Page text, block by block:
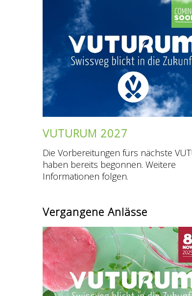
VUTURUM 2027
Die Vorbereitungen fürs nächste
haben bereits begonnen. Weitere
Informationen folgen.
Vergangene Anlässe